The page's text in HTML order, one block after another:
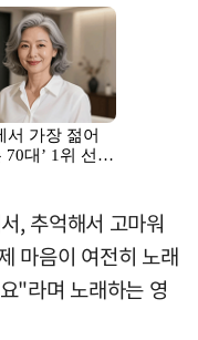
, 추억해서 고마워
마음이 여전히 노래
"라며 노래하는 영